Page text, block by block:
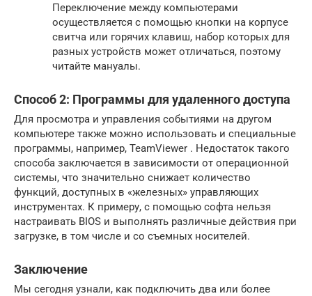
Переключение между компьютерами
осуществляется с помощью кнопки на корпусе
свитча или горячих клавиш, набор которых для
разных устройств может отличаться, поэтому
читайте мануалы.
Способ 2: Программы для удаленного доступа
Для просмотра и управления событиями на другом
компьютере также можно использовать и специальные
программы, например, TeamViewer . Недостаток такого
способа заключается в зависимости от операционной
системы, что значительно снижает количество
функций, доступных в «железных» управляющих
инструментах. К примеру, с помощью софта нельзя
настраивать BIOS и выполнять различные действия при
загрузке, в том числе и со съемных носителей.
Заключение
Мы сегодня узнали, как подключить два или более